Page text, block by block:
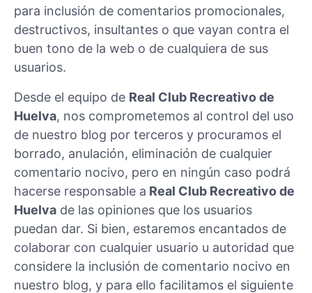
para inclusión de comentarios promocionales,
destructivos, insultantes o que vayan contra el
buen tono de la web o de cualquiera de sus
usuarios.
Desde el equipo de Real Club Recreativo de
Huelva, nos comprometemos al control del uso
de nuestro blog por terceros y procuramos el
borrado, anulación, eliminación de cualquier
comentario nocivo, pero en ningún caso podrá
hacerse responsable a Real Club Recreativo de
Huelva de las opiniones que los usuarios
puedan dar. Si bien, estaremos encantados de
colaborar con cualquier usuario u autoridad que
considere la inclusión de comentario nocivo en
nuestro blog, y para ello facilitamos el siguiente